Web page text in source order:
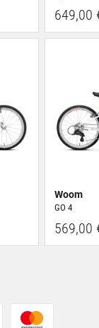
649,00
Woom
GO 4
569,00